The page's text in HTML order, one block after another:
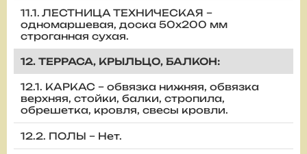
11.1. ЛЕСТНИЦА ТЕХНИЧЕСКАЯ –
одномаршевая, доска 50х200 мм
строганная сухая.
12. ТЕРРАСА, КРЫЛЬЦО, БАЛКОН:
12.1. КАРКАС – обвязка нижняя, обвязка
верхняя, стойки, балки, стропила,
обрешетка, кровля, свесы кровли.
12.2. ПОЛЫ – Нет.